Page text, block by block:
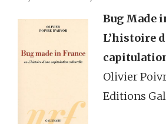
Bug Made
L’histoire
Olivier
Editions